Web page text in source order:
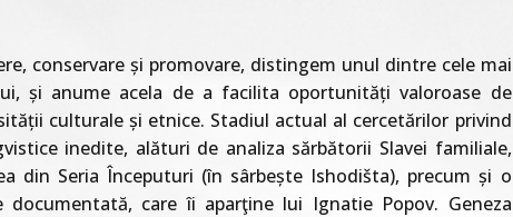
conservare și promovare, distingem unul dintre cele mai
și anume acela de a facilita oportunități valoroase de
culturale și etnice. Stadiul actual al cercetărilor privind
inedite, alături de analiza sărbătorii Slavei familiale,
din Seria Începuturi (în sârbește Ishodišta), precum și o
documentată, care îi aparţine lui Ignatie Popov. Geneza